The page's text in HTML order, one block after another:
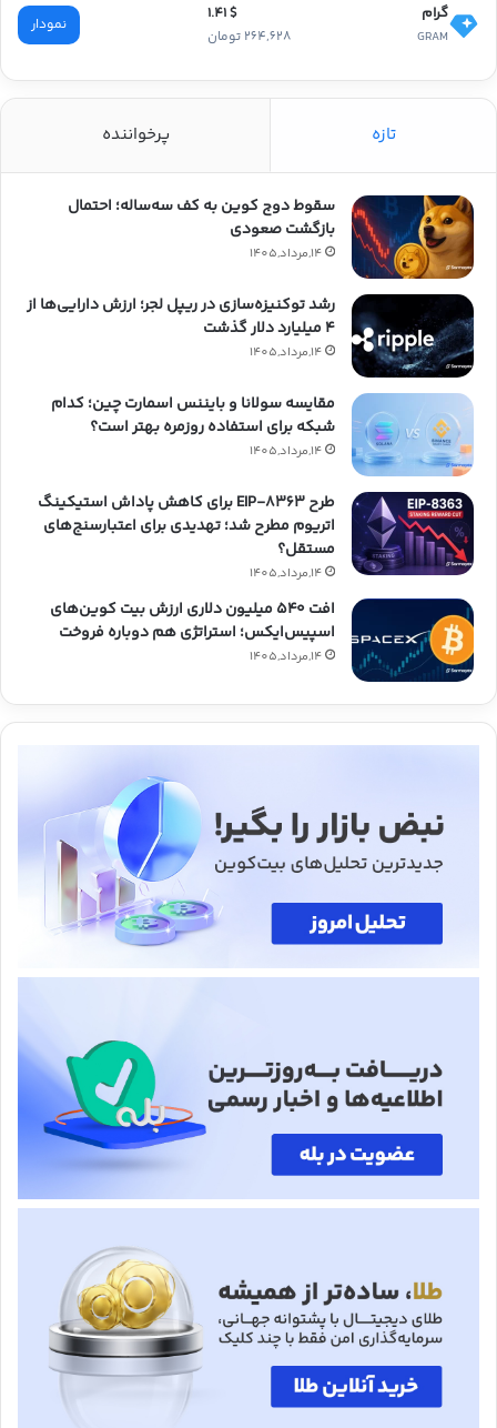
گرام
GRAM
$ 1.41
264,628 تومان
نمودار
تازه پرخواننده
سقوط دوج کوین به کف سه‌ساله؛ احتمال
بازگشت صعودی
14,مرداد,1405
رشد توکنیزه‌سازی در ریپل لجر؛ ارزش دارایی‌ها از
۴ میلیارد دلار گذشت
14,مرداد,1405
مقایسه سولانا و بایننس اسمارت چین؛ کدام
شبکه برای استفاده روزمره بهتر است؟
14,مرداد,1405
طرح EIP-8363 برای کاهش پاداش استیکینگ
اتریوم مطرح شد؛ تهدیدی برای اعتبارسنج‌های
مستقل؟
14,مرداد,1405
افت ۵۴۰ میلیون دلاری ارزش بیت کوین‌های
اسپیس‌ایکس؛ استراتژی هم دوباره فروخت
14,مرداد,1405